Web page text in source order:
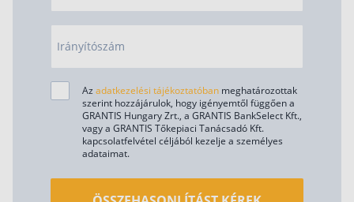
Irányítószám
Az adatkezelési tájékoztatóban meghatározottak
szerint hozzájárulok, hogy igényemtől függően a
GRANTIS Hungary Zrt., a GRANTIS BankSelect Kft.,
vagy a GRANTIS Tőkepiaci Tanácsadó Kft.
kapcsolatfelvétel céljából kezelje a személyes
adataimat.